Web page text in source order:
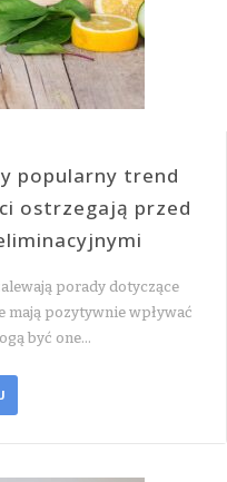
popularny trend
ostrzegają przed
porady dotyczące
mają pozytywnie wpływać
być one…